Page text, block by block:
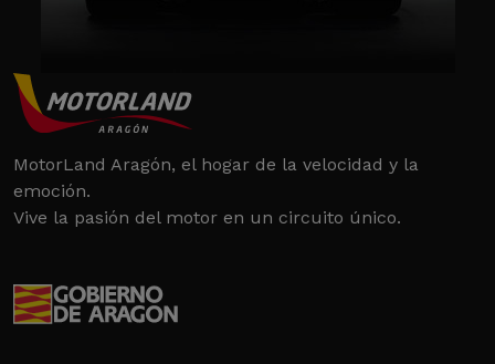
MotorLand Aragón, el hogar de la velocidad y la
emoción.
Vive la pasión del motor en un circuito único.